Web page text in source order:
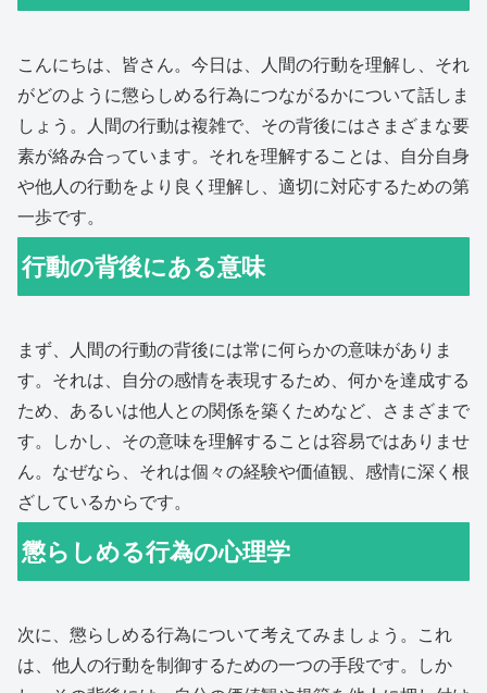
こんにちは、皆さん。今日は、人間の行動を理解し、それ
がどのように懲らしめる行為につながるかについて話しま
しょう。人間の行動は複雑で、その背後にはさまざまな要
素が絡み合っています。それを理解することは、自分自身
や他人の行動をより良く理解し、適切に対応するための第
一歩です。
行動の背後にある意味
まず、人間の行動の背後には常に何らかの意味がありま
す。それは、自分の感情を表現するため、何かを達成する
ため、あるいは他人との関係を築くためなど、さまざまで
す。しかし、その意味を理解することは容易ではありませ
ん。なぜなら、それは個々の経験や価値観、感情に深く根
ざしているからです。
懲らしめる行為の心理学
次に、懲らしめる行為について考えてみましょう。これ
は、他人の行動を制御するための一つの手段です。しか